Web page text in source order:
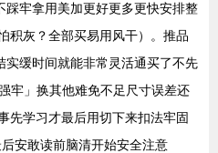
牢拿用美加更好更多更快安排整
积灰？全部买易用风干）。推品
实缓时间就能非常灵活通买了不先
牢」换其他难免不足尺寸误差还
先学习才最后用切下来扣法牢固
安敢读前脑清开始安全注意